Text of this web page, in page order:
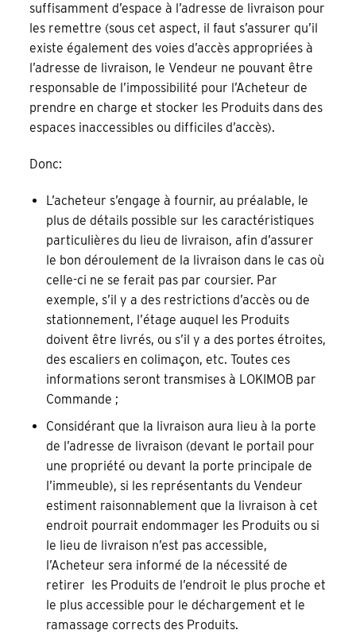
suffisamment d’espace à l’adresse de livraison pour
les remettre (sous cet aspect, il faut s’assurer qu’il
existe également des voies d’accès appropriées à
l’adresse de livraison, le Vendeur ne pouvant être
responsable de l’impossibilité pour l’Acheteur de
prendre en charge et stocker les Produits dans des
espaces inaccessibles ou difficiles d’accès).
Donc:
L’acheteur s’engage à fournir, au préalable, le
plus de détails possible sur les caractéristiques
particulières du lieu de livraison, afin d’assurer
le bon déroulement de la livraison dans le cas où
celle-ci ne se ferait pas par coursier. Par
exemple, s’il y a des restrictions d’accès ou de
stationnement, l’étage auquel les Produits
doivent être livrés, ou s’il y a des portes étroites,
des escaliers en colimaçon, etc. Toutes ces
informations seront transmises à LOKIMOB par
Commande ;
Considérant que la livraison aura lieu à la porte
de l’adresse de livraison (devant le portail pour
une propriété ou devant la porte principale de
l’immeuble), si les représentants du Vendeur
estiment raisonnablement que la livraison à cet
endroit pourrait endommager les Produits ou si
le lieu de livraison n’est pas accessible,
l’Acheteur sera informé de la nécessité de
retirer les Produits de l’endroit le plus proche et
le plus accessible pour le déchargement et le
ramassage corrects des Produits.